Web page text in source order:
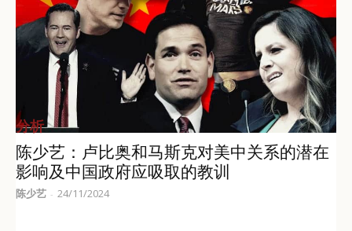
分析
陈少艺：卢比奥和马斯克对美中关系的潜在
影响及中国政府应吸取的教训
陈少艺 - 24/11/2024